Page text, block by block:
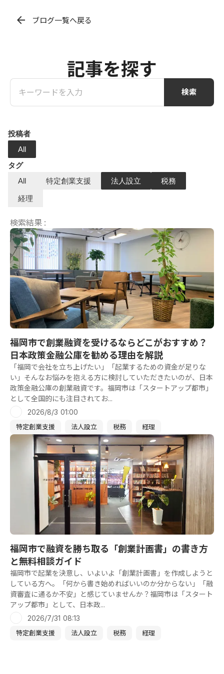
arrow_back ブログ一覧へ戻る
記事を探す
検索
投稿者
All
タグ
All
特定創業支援 法人設立 税務
経理
検索結果 :
福岡市で創業融資を受けるならどこがおすすめ？
日本政策金融公庫を勧める理由を解説
「福岡で会社を立ち上げたい」「起業するための資金が足りな
い」そんなお悩みを抱える方に検討していただきたいのが、日本
政策金融公庫の創業融資です。福岡市は「スタートアップ都市」
として全国的にも注目されてお...
2026/8/3 01:00
特定創業支援 法人設立 税務 経理
福岡市で融資を勝ち取る「創業計画書」の書き方
と無料相談ガイド
福岡市で起業を決意し、いよいよ「創業計画書」を作成しようと
している方へ。「何から書き始めればいいのか分からない」「融
資審査に通るか不安」と感じていませんか？福岡市は「スタート
アップ都市」として、日本政...
2026/7/31 08:13
特定創業支援 法人設立 税務 経理